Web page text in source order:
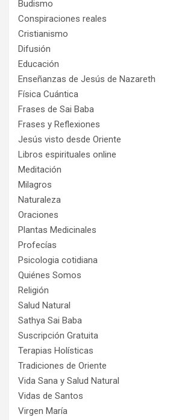
Budismo
Conspiraciones reales
Cristianismo
Difusión
Educación
Enseñanzas de Jesús de Nazareth
Física Cuántica
Frases de Sai Baba
Frases y Reflexiones
Jesús visto desde Oriente
Libros espirituales online
Meditación
Milagros
Naturaleza
Oraciones
Plantas Medicinales
Profecías
Psicologia cotidiana
Quiénes Somos
Religión
Salud Natural
Sathya Sai Baba
Suscripción Gratuita
Terapias Holísticas
Tradiciones de Oriente
Vida Sana y Salud Natural
Vidas de Santos
Virgen María